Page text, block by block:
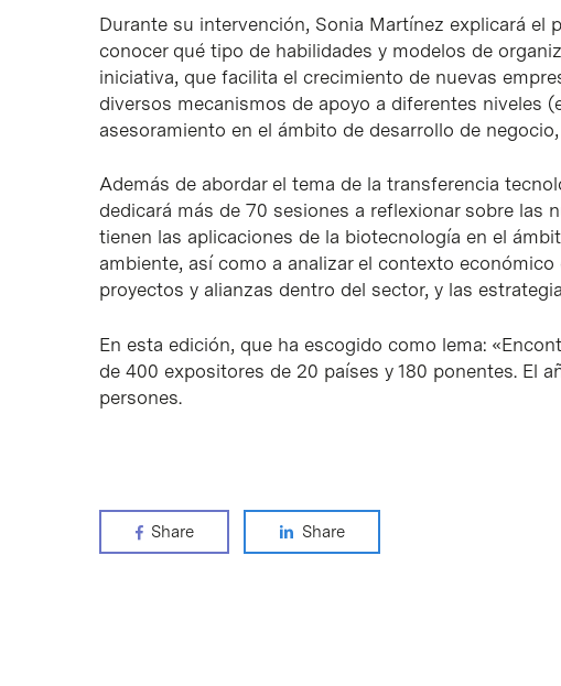
Durante su intervención, Sonia Martínez explicará el
conocer qué tipo de habilidades y modelos de
iniciativa, que facilita el crecimiento de nuevas
diversos mecanismos de apoyo a diferentes niveles
asesoramiento en el ámbito de desarrollo de
Además de abordar el tema de la transferencia
dedicará más de 70 sesiones a reflexionar sobre las
tienen las aplicaciones de la biotecnología en el
ambiente, así como a analizar el contexto
proyectos y alianzas dentro del sector, y las
En esta edición, que ha escogido como lema:
de 400 expositores de 20 países y 180 ponentes. El
persones.
Share Share